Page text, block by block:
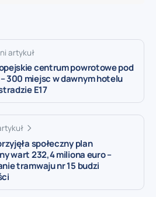
artykuł
centrum powrotowe pod
300 miejsc w dawnym hotelu
E17
społeczny plan
wart 232,4 miliona euro –
tramwaju nr 15 budzi